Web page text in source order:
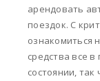
арендовать
поездок. С
ознакомиться
средства все
состоянии,